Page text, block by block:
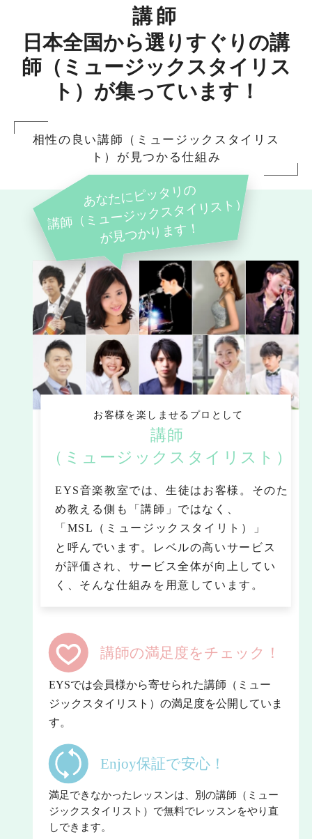
講師
日本全国から選りすぐりの講
師（ミュージックスタイリス
ト）が集っています！
相性の良い講師（ミュージックスタイリス
ト）が見つかる仕組み